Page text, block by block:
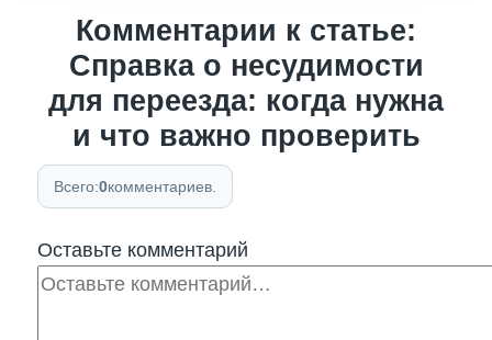
Комментарии к статье:
Справка о несудимости
для переезда: когда нужна
и что важно проверить
Всего:0комментариев.
Оставьте комментарий
Комментарий